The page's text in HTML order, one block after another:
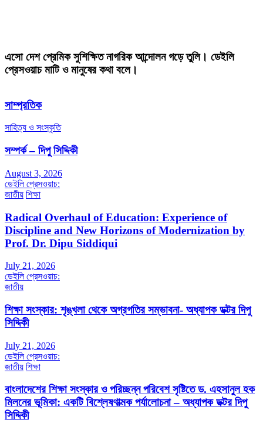
এসো দেশ প্রেমিক সুশিক্ষিত নাগরিক আন্দোলন গড়ে তুলি। ডেইলি
প্রেসওয়াচ মাটি ও মানুষের কথা বলে।
সাম্প্রতিক
সাহিত্য ও সংস্কৃতি
সম্পর্ক – দিপু সিদ্দিকী
August 3, 2026
ডেইলি প্রেসওয়াচ:
জাতীয় শিক্ষা
Radical Overhaul of Education: Experience of
Discipline and New Horizons of Modernization by
Prof. Dr. Dipu Siddiqui
July 21, 2026
ডেইলি প্রেসওয়াচ:
জাতীয়
শিক্ষা সংস্কার: শৃঙ্খলা থেকে অগ্রগতির সম্ভাবনা- অধ্যাপক ডক্টর দিপু
সিদ্দিকী
July 21, 2026
ডেইলি প্রেসওয়াচ:
জাতীয় শিক্ষা
বাংলাদেশের শিক্ষা সংস্কার ও পরিচ্ছন্ন পরিবেশ সৃষ্টিতে ড. এহসানুল হক
মিলনের ভূমিকা: একটি বিশ্লেষণাত্মক পর্যালোচনা – অধ্যাপক ডক্টর দিপু
সিদ্দিকী